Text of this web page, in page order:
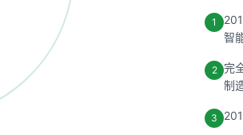
1
智
2 完
制
3